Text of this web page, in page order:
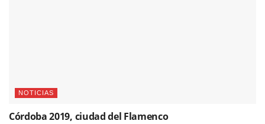
NOTICIAS
Córdoba 2019, ciudad del Flamenco